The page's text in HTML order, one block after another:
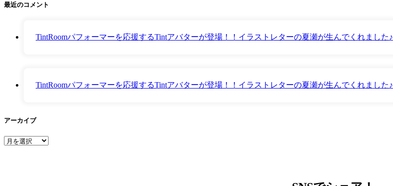
最近のコメント
TintRoomパフォーマーを応援するTintアバターが登場！！イラストレターの夏瀬が生んでくれました♪
TintRoomパフォーマーを応援するTintアバターが登場！！イラストレターの夏瀬が生んでくれました♪
アーカイブ
ア